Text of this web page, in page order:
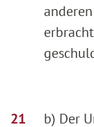
b) Der